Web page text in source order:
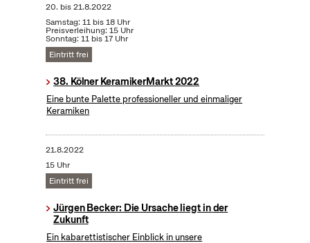
20. bis21.8.2022
Samstag: 11 bis 18 Uhr
Preisverleihung: 15 Uhr
Sonntag: 11 bis 17 Uhr
Eintritt frei
38. Kölner KeramikerMarkt 2022
Eine bunte Palette professioneller und einmaliger
Keramiken
21.8.2022
15 Uhr
Eintritt frei
Jürgen Becker: Die Ursache liegt in der
Zukunft
Ein kabarettistischer Einblick in unsere